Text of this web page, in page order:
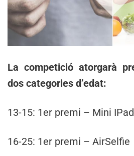
La competició atorgarà
dos categories d’edat:
13-15: 1er premi – Mini IPad
16-25: 1er premi – AirSelfie